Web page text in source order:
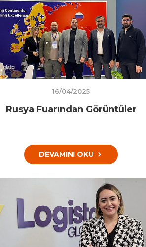
16/04/2025
Rusya Fuarından Görüntüler
DEVAMINI OKU